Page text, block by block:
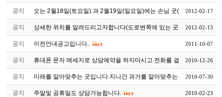
공지 오는 2월18일(토요일) 과 2월19일(일요일)에는 손님 굿(조상천도...
2012-02-17
공지 상세한 위치를 알려드리고자합니다(도로변쪽에 있는 곳이 102동...
2012-02-13
공지 이전안내공고입니다.. 2011-10-07
공지 휴대폰 문자 메세지로 상담예약을 하지마시고 전화를 걸어 예약 ...
2010-12-26
공지 미래를 알아맞추는 곳입니다.지나간 과거를 알아맞추는는 곳이 ...
2010-07-30
공지 주말및 공휴일도 상담가능합니다. 2010-02-23